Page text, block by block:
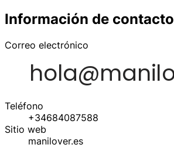
Información de contacto
Correo electrónico
Teléfono
+34684087588
Sitio web
manilover.es